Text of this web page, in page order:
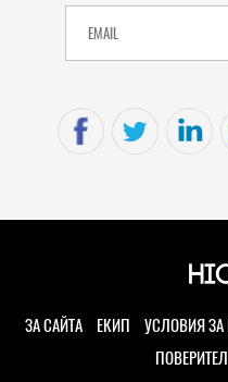
ЗА САЙТА ЕКИП УСЛОВИЯ